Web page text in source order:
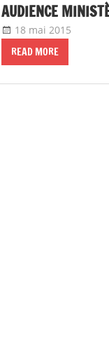
AUDIENCE
18 mai 2015
READ MORE